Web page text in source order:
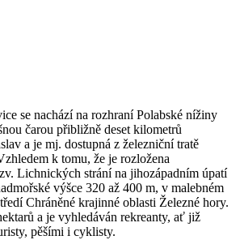
se nachází na rozhraní Polabské nížiny
čarou přibližně deset kilometrů
a je mj. dostupná z železniční tratě
k tomu, že je rozložena
Lichnických strání na jihozápadním úpatí
výšce 320 až 400 m, v malebném
Chráněné krajinné oblasti Železné hory.
a je vyhledáván rekreanty, ať již
pěšími i cyklisty.